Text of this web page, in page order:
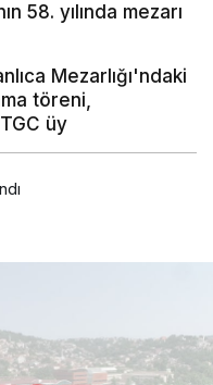
58. yılında mezarı
Mezarlığı'ndaki
töreni,
üy